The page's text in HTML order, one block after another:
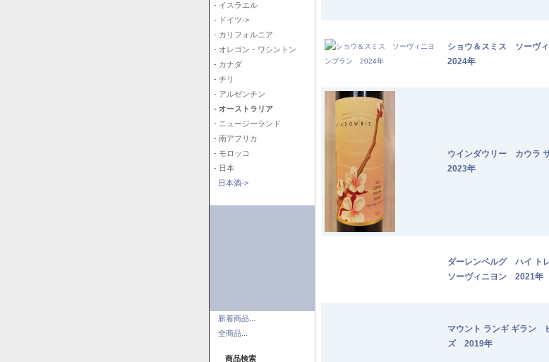
- イスラエル
- ドイツ->
- カリフォルニア
- オレゴン・ワシントン
- カナダ
- チリ
- アルゼンチン
- オーストラリア
- ニュージーランド
- 南アフリカ
- モロッコ
- 日本
日本酒->
新着商品...
全商品...
商品検索
ショウ＆スミス ソーヴ
2024年
ウインダウリー カウラ
2023年
ダーレンベルグ ハイ ト
ソーヴィニヨン 2021年
マウント ランギ ギラン
ズ 2019年